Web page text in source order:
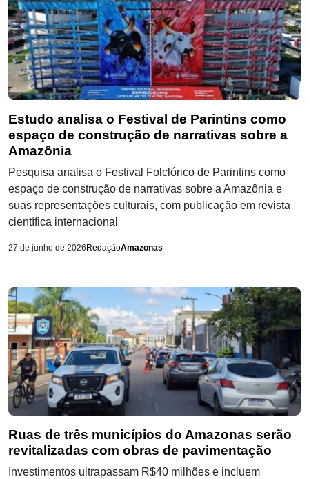
Estudo analisa o Festival de Parintins como
espaço de construção de narrativas sobre a
Amazônia
Pesquisa analisa o Festival Folclórico de Parintins como
espaço de construção de narrativas sobre a Amazônia e
suas representações culturais, com publicação em revista
científica internacional
27 de junho de 2026 RedaçãoAmazonas
Ruas de três municípios do Amazonas serão
revitalizadas com obras de pavimentação
Investimentos ultrapassam R$40 milhões e incluem